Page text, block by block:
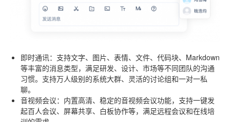
即时通讯：支持文字、图片、表情、文件、代码块、Markdown
等丰富的消息类型，满足研发、设计、市场等不同团队的沟通
习惯。支持万人级别的系统大群、灵活的讨论组和一对一私
聊。
音视频会议：内置高清、稳定的音视频会议功能，支持一键发
起百人会议、屏幕共享、白板协作等，满足远程会议和在线培